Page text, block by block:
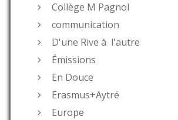
Collège M Pagnol
communication
D'une Rive à l'autre
Émissions
En Douce
Erasmus+Aytré
Europe